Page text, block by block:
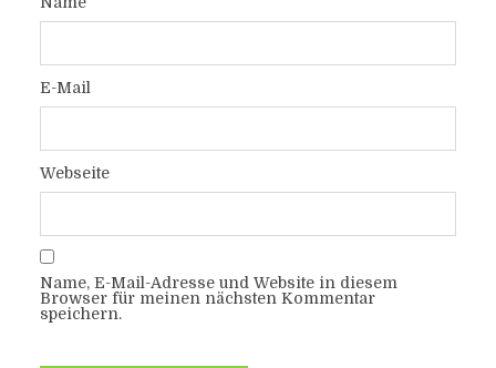
E-Mail
Webseite
Name, E-Mail-Adresse und Website in diesem
Browser für meinen nächsten Kommentar
speichern.